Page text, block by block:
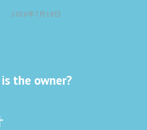
2026年7月18日
the owner?